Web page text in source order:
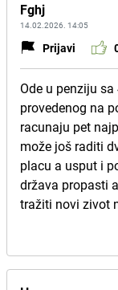
Fghj
14.02.2026. 14:05
Prijavi
Ode u penziju
provedenog na
racunaju pet
može još raditi
placu a usput i
država propasti
tražiti novi zivot